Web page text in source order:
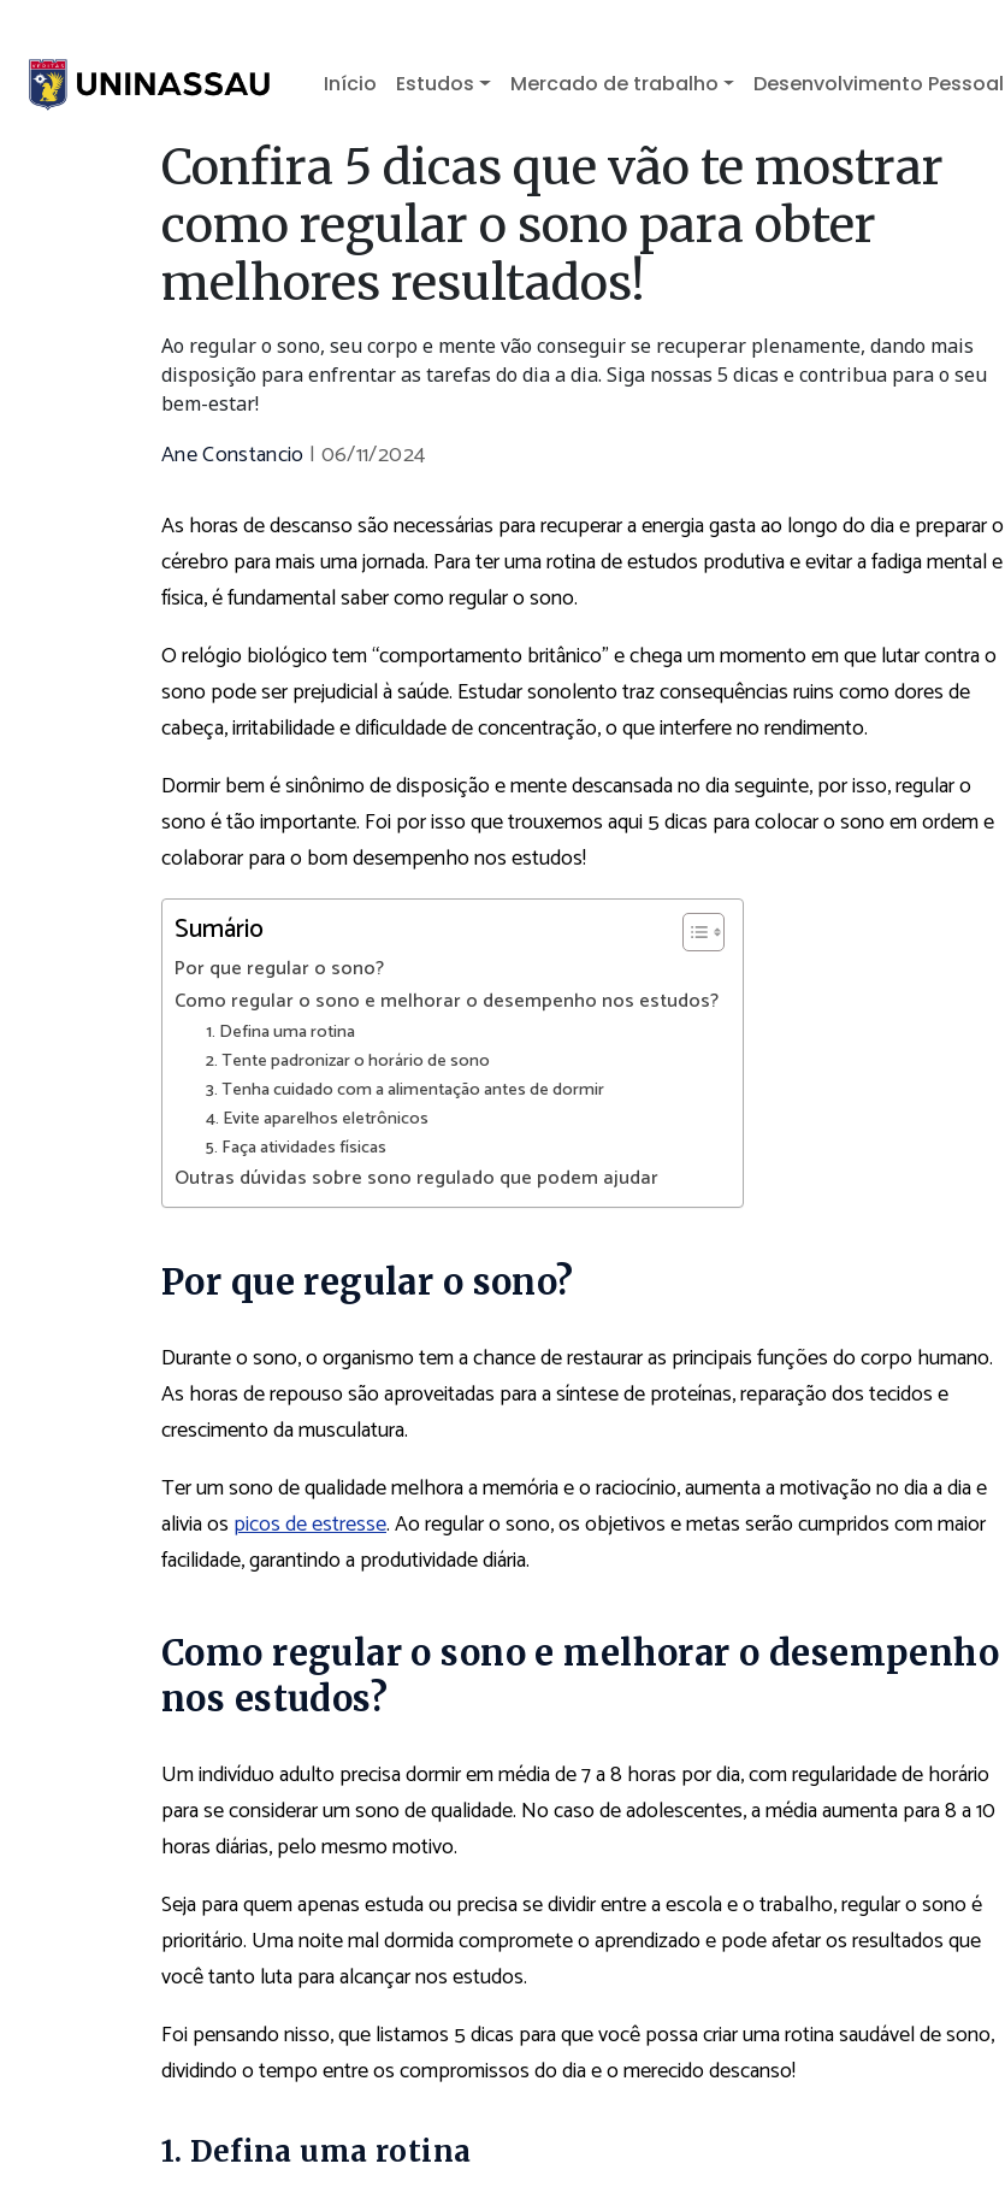
Início Estudos Mercado de trabalho Desenvolvimento Pessoal
Confira 5 dicas que vão te mostrar
como regular o sono para obter
melhores resultados!
Ao regular o sono, seu corpo e mente vão conseguir se recuperar plenamente, dando mais
disposição para enfrentar as tarefas do dia a dia. Siga nossas 5 dicas e contribua para o seu
bem-estar!
Ane Constancio | 06/11/2024
As horas de descanso são necessárias para recuperar a energia gasta ao longo do dia e preparar o
cérebro para mais uma jornada. Para ter uma rotina de estudos produtiva e evitar a fadiga mental e
física, é fundamental saber como regular o sono.
O relógio biológico tem “comportamento britânico” e chega um momento em que lutar contra o
sono pode ser prejudicial à saúde. Estudar sonolento traz consequências ruins como dores de
cabeça, irritabilidade e dificuldade de concentração, o que interfere no rendimento.
Dormir bem é sinônimo de disposição e mente descansada no dia seguinte, por isso, regular o
sono é tão importante. Foi por isso que trouxemos aqui 5 dicas para colocar o sono em ordem e
colaborar para o bom desempenho nos estudos!
Sumário
Por que regular o sono?
Como regular o sono e melhorar o desempenho nos estudos?
1. Defina uma rotina
2. Tente padronizar o horário de sono
3. Tenha cuidado com a alimentação antes de dormir
4. Evite aparelhos eletrônicos
5. Faça atividades físicas
Outras dúvidas sobre sono regulado que podem ajudar
Por que regular o sono?
Durante o sono, o organismo tem a chance de restaurar as principais funções do corpo humano.
As horas de repouso são aproveitadas para a síntese de proteínas, reparação dos tecidos e
crescimento da musculatura.
Ter um sono de qualidade melhora a memória e o raciocínio, aumenta a motivação no dia a dia e
alivia os picos de estresse. Ao regular o sono, os objetivos e metas serão cumpridos com maior
facilidade, garantindo a produtividade diária.
Como regular o sono e melhorar o desempenho
nos estudos?
Um indivíduo adulto precisa dormir em média de 7 a 8 horas por dia, com regularidade de horário
para se considerar um sono de qualidade. No caso de adolescentes, a média aumenta para 8 a 10
horas diárias, pelo mesmo motivo.
Seja para quem apenas estuda ou precisa se dividir entre a escola e o trabalho, regular o sono é
prioritário. Uma noite mal dormida compromete o aprendizado e pode afetar os resultados que
você tanto luta para alcançar nos estudos.
Foi pensando nisso, que listamos 5 dicas para que você possa criar uma rotina saudável de sono,
dividindo o tempo entre os compromissos do dia e o merecido descanso!
1. Defina uma rotina